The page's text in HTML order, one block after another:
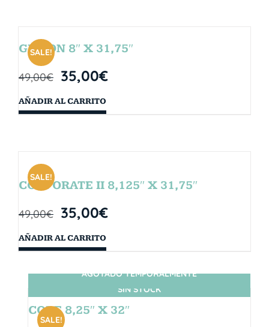
SALE!
GIBSON 8″ X 31,75″
49,00€ 35,00€
AÑADIR AL CARRITO
SALE!
CORPORATE II 8,125″ X 31,75″
49,00€ 35,00€
AÑADIR AL CARRITO
SIN STOCK
SALE!
AGOTADO TEMPORALMENTE
CORE 8,25″ X 32″